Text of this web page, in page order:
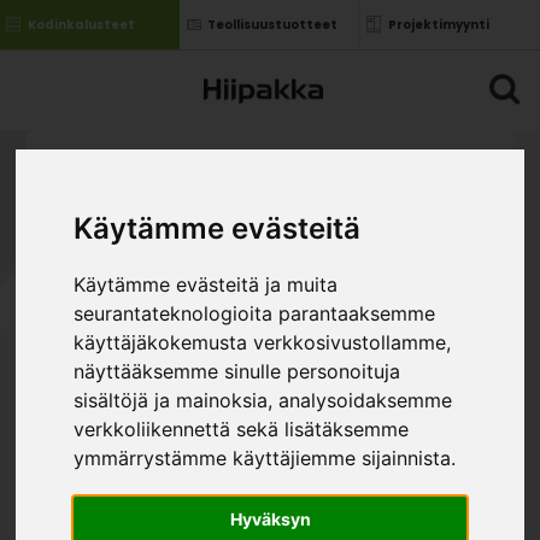
Käytämme evästeitä
Käytämme evästeitä ja muita
seurantateknologioita parantaaksemme
käyttäjäkokemusta verkkosivustollamme,
näyttääksemme sinulle personoituja
sisältöjä ja mainoksia, analysoidaksemme
verkkoliikennettä sekä lisätäksemme
ymmärrystämme käyttäjiemme sijainnista.
Hyväksyn
Kodinkalusteet Teollisuustuotteet Projektimyynti